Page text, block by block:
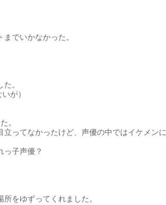
でいかなかった。
。
が）
。
ってなかったけど、声優の中ではイケメン
っ子声優？
をゆずってくれました。